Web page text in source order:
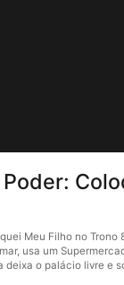
Poder:
Meu Filho no
usa um
deixa o palácio livre e